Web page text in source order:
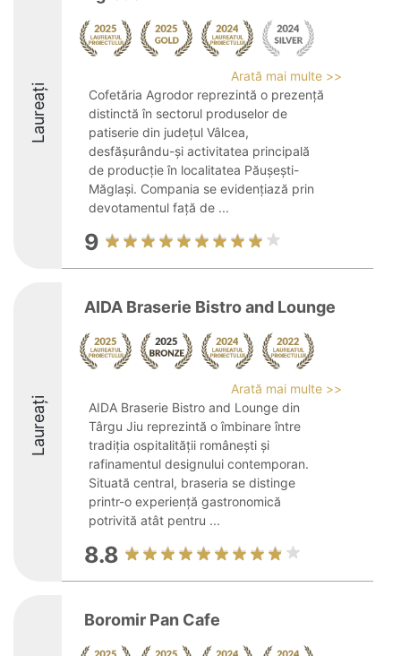
Laureați
Arată mai multe >>
Cofetăria Agrodor reprezintă o prezență
distinctă în sectorul produselor de
patiserie din județul Vâlcea,
desfășurându-și activitatea principală
de producție în localitatea Păușești-
Măglași. Compania se evidențiază prin
devotamentul față de ...
9
Laureați
AIDA Braserie Bistro and Lounge
Arată mai multe >>
AIDA Braserie Bistro and Lounge din
Târgu Jiu reprezintă o îmbinare între
tradiția ospitalității românești și
rafinamentul designului contemporan.
Situată central, braseria se distinge
printr-o experiență gastronomică
potrivită atât pentru ...
8.8
Boromir Pan Cafe